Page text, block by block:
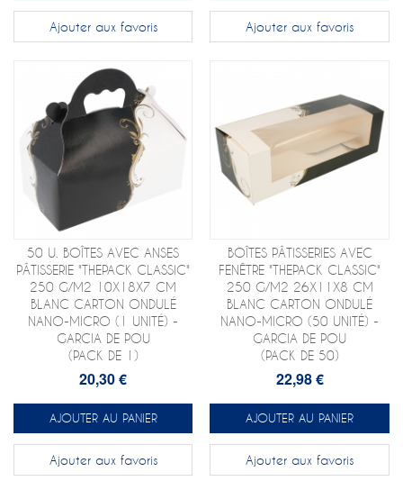
Ajouter aux favoris Ajouter aux favoris
50 U. BOÎTES AVEC ANSES
PÂTISSERIE "THEPACK CLASSIC"
250 G/M2 10X18X7 CM
BLANC CARTON ONDULÉ
NANO-MICRO (1 UNITÉ) -
GARCIA DE POU
(PACK DE 1)
20,30 €
AJOUTER AU PANIER
Ajouter aux favoris
BOÎTES PÂTISSERIES AVEC
FENÊTRE "THEPACK CLASSIC"
250 G/M2 26X11X8 CM
BLANC CARTON ONDULÉ
NANO-MICRO (50 UNITÉ) -
GARCIA DE POU
(PACK DE 50)
22,98 €
AJOUTER AU PANIER
Ajouter aux favoris